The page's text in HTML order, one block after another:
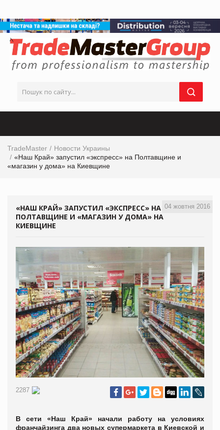
TradeMaster
Новости Украины
«Наш Край» запустил «экспресс» на Полтавщине и
«магазин у дома» на Киевщине
04 жовтня 2016
«НАШ КРАЙ» ЗАПУСТИЛ «ЭКСПРЕСС» НА
ПОЛТАВЩИНЕ И «МАГАЗИН У ДОМА» НА
КИЕВЩИНЕ
2287
В сети «Наш Край» начали работу на условиях
франчайзинга два новых супермаркета в Киевской и